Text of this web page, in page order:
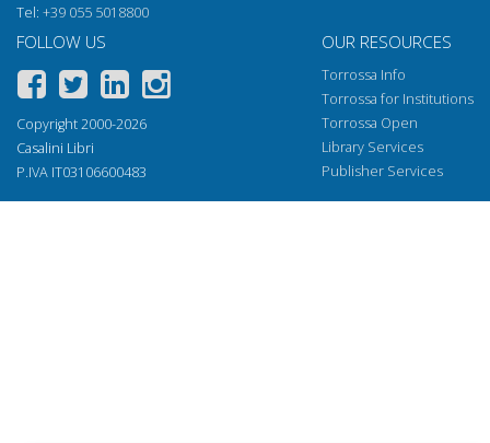
Tel: +39 055 5018800
FOLLOW US
Copyright 2000-2026
Casalini Libri
P.IVA IT03106600483
OUR RESOURCES
Torrossa Info
Torrossa for Institutions
Torrossa Open
Library Services
Publisher Services